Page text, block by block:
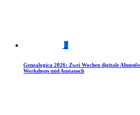
2
Genealogica 2026: Zwei Wochen digitale
Workshops und Austausch